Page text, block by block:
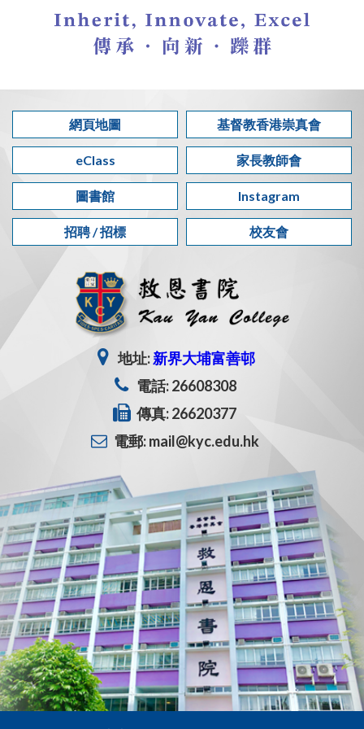
網頁地圖 基督教香港崇真會
eClass 家長教師會
圖書館 Instagram
招聘 / 招標 校友會
地址:新界大埔富善邨
電話: 26608308
傳真: 26620377
電郵: mail@kyc.edu.hk